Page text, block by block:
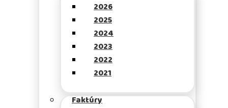
2026
2025
2024
2023
2022
2021
Faktúry